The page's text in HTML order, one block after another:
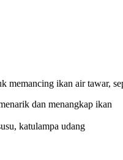
memancing ikan air tawar,
dan menangkap ikan
katulampa udang